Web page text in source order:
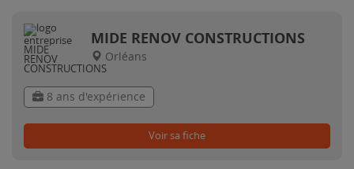
MIDE RENOV CONSTRUCTIONS
Orléans
8 ans d'expérience
Voir sa fiche